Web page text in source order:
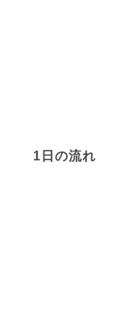
1日の流れ